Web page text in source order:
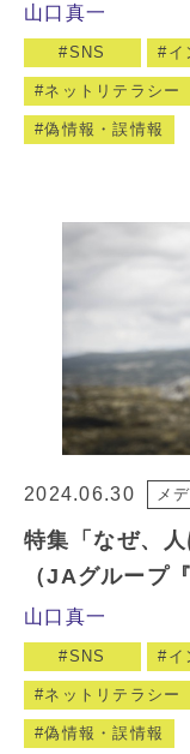
山口真一
SNS イ
ネットリテラシー
偽情報・誤情報
2024.06.30 メ
特集「なぜ、人
（JAグループ
山口真一
SNS イ
ネットリテラシー
偽情報・誤情報